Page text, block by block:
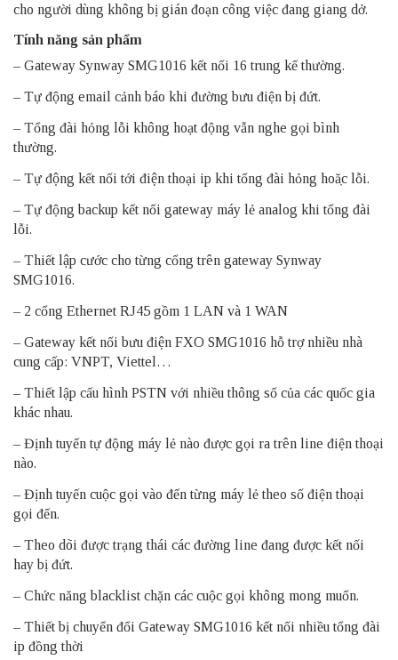
cho người dùng không bị gián đoạn công việc đang giang dở.
Tính năng sản phẩm
– Gateway Synway SMG1016 kết nối 16 trung kế thường.
– Tự động email cảnh báo khi đường bưu điện bị đứt.
– Tổng đài hỏng lỗi không hoạt động vẫn nghe gọi bình
thường.
– Tự động kết nối tới điện thoại ip khi tổng đài hỏng hoặc lỗi.
– Tự động backup kết nối gateway máy lẻ analog khi tổng đài
lỗi.
– Thiết lập cước cho từng cổng trên gateway Synway
SMG1016.
– 2 cổng Ethernet RJ45 gồm 1 LAN và 1 WAN
– Gateway kết nối bưu điện FXO SMG1016 hỗ trợ nhiều nhà
cung cấp: VNPT, Viettel…
– Thiết lập cấu hình PSTN với nhiều thông số của các quốc gia
khác nhau.
– Định tuyến tự động máy lẻ nào được gọi ra trên line điện thoại
nào.
– Định tuyến cuộc gọi vào đến từng máy lẻ theo số điện thoại
gọi đến.
– Theo dõi được trạng thái các đường line đang được kết nối
hay bị đứt.
– Chức năng blacklist chặn các cuộc gọi không mong muốn.
– Thiết bị chuyển đổi Gateway SMG1016 kết nối nhiều tổng đài
ip đồng thời